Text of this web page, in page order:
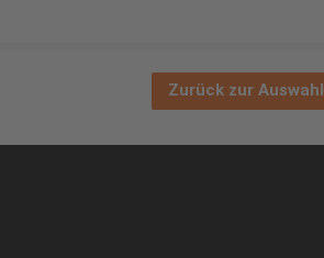
Zurück zur Auswahl